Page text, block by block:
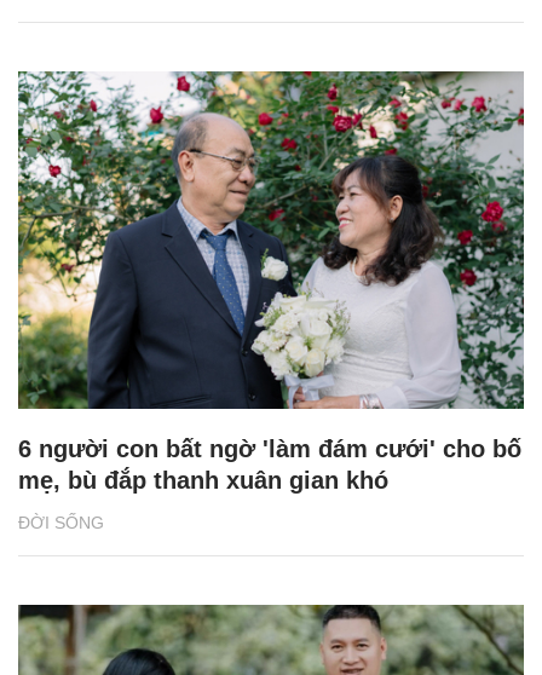
ĐỜI SỐNG
6 người con bất ngờ 'làm đám cưới' cho bố
mẹ, bù đắp thanh xuân gian khó